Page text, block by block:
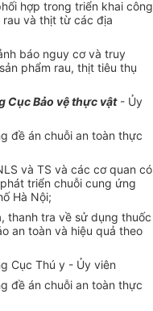
hợp trong triển khai công
rau và thịt từ các địa
báo nguy cơ và truy
phẩm rau, thịt tiêu thụ
Cục Bảo vệ thực vật- Ủy
đề án chuỗi an toàn thực
và TS và các cơ quan có
triển chuỗi cung ứng
Hà Nội;
thanh tra về sử dụng thuốc
an toàn và hiệu quả theo
Cục Thú y - Ủy viên
đề án chuỗi an toàn thực